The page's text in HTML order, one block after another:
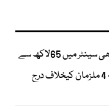
کراچی: سہراب گوٹھ ایدھی سینٹر میں 65لاکھ سے